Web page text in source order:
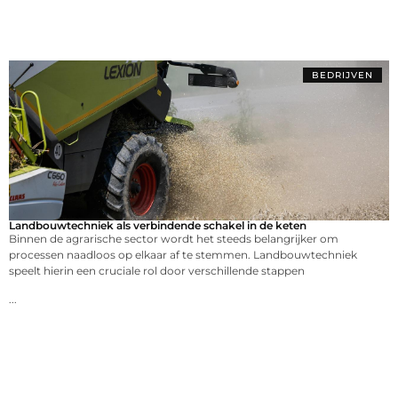
BEDRIJVEN
Landbouwtechniek als verbindende schakel in de keten
Binnen de agrarische sector wordt het steeds belangrijker om
processen naadloos op elkaar af te stemmen. Landbouwtechniek
speelt hierin een cruciale rol door verschillende stappen
...